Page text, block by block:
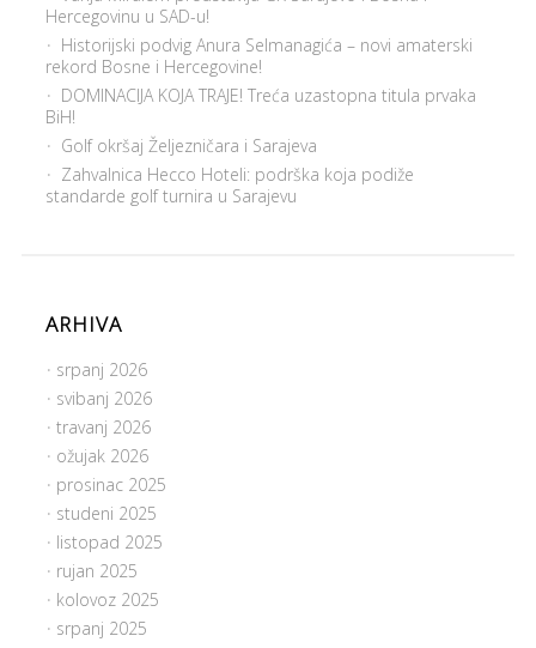
Hercegovinu u SAD-u!
Historijski podvig Anura Selmanagića – novi amaterski
rekord Bosne i Hercegovine!
DOMINACIJA KOJA TRAJE! Treća uzastopna titula prvaka
BiH!
Golf okršaj Željezničara i Sarajeva
Zahvalnica Hecco Hoteli: podrška koja podiže
standarde golf turnira u Sarajevu
ARHIVA
srpanj 2026
svibanj 2026
travanj 2026
ožujak 2026
prosinac 2025
studeni 2025
listopad 2025
rujan 2025
kolovoz 2025
srpanj 2025